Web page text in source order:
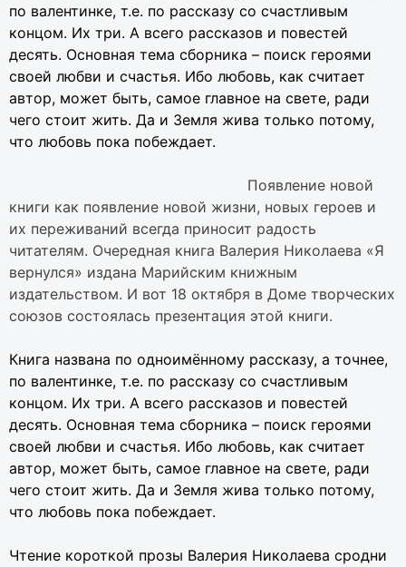
по валентинке, т.е. по рассказу со счастливым
концом. Их три. А всего рассказов и повестей
десять. Основная тема сборника – поиск героями
своей любви и счастья. Ибо любовь, как считает
автор, может быть, самое главное на свете, ради
чего стоит жить. Да и Земля жива только потому,
что любовь пока побеждает.
Появление новой
книги как появление новой жизни, новых героев и
их переживаний всегда приносит радость
читателям. Очередная книга Валерия Николаева «Я
вернулся» издана Марийским книжным
издательством. И вот 18 октября в Доме творческих
союзов состоялась презентация этой книги.
Книга названа по одноимённому рассказу, а точнее,
по валентинке, т.е. по рассказу со счастливым
концом. Их три. А всего рассказов и повестей
десять. Основная тема сборника – поиск героями
своей любви и счастья. Ибо любовь, как считает
автор, может быть, самое главное на свете, ради
чего стоит жить. Да и Земля жива только потому,
что любовь пока побеждает.
Чтение короткой прозы Валерия Николаева сродни